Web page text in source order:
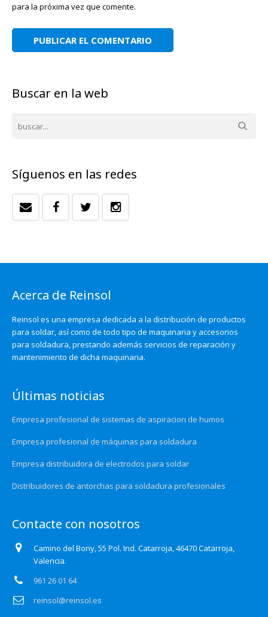
para la próxima vez que comente.
Buscar en la web
Síguenos en las redes
Acerca de Reinsol
Reinsol es una empresa dedicada a la distribución de productos
para soldar, así como de todo tipo de maquinaria y accesorios
para soldadura, prestando además servicios de reparación y
mantenimiento de dicha maquinaria.
Últimas noticias
Empresa profesional de sistemas de aspiracion de humos
Empresa profesional de máquinas para soldadura
Empresa distribuidora de electrodos para soldar
Distribuidores de antorchas para soldadura profesionales
Contacte con nosotros
Camino del Bony, 55 Pol. Ind. Catarroja, 46470 Catarroja,
Valencia.
961 26 01 64
reinsol@reinsol.es